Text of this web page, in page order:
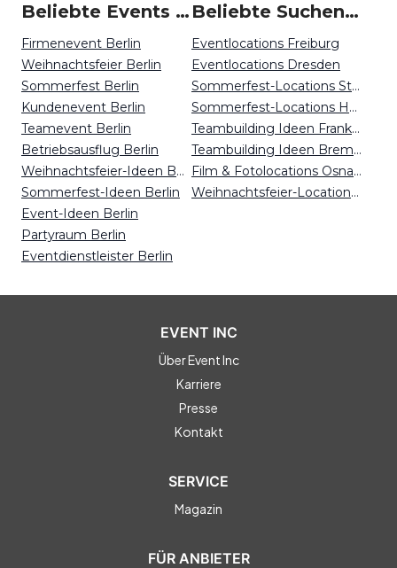
Beliebte Events in Berlin
Firmenevent Berlin
Weihnachtsfeier Berlin
Sommerfest Berlin
Kundenevent Berlin
Teamevent Berlin
Betriebsausflug Berlin
Weihnachtsfeier-Ideen Berlin
Sommerfest-Ideen Berlin
Event-Ideen Berlin
Partyraum Berlin
Eventdienstleister Berlin
Beliebte Suchen auf Event Inc
Eventlocations Freiburg
Eventlocations Dresden
Sommerfest-Locations Stuttgart
Sommerfest-Locations Hamburg
Teambuilding Ideen Frankfurt
Teambuilding Ideen Bremen
Film & Fotolocations Osnabrück
Weihnachtsfeier-Locations Bielefeld
EVENT INC
Über Event Inc
Karriere
Presse
Kontakt
SERVICE
Magazin
FÜR ANBIETER